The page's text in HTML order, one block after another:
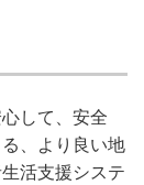
して、安全
、より良い地
活支援システ